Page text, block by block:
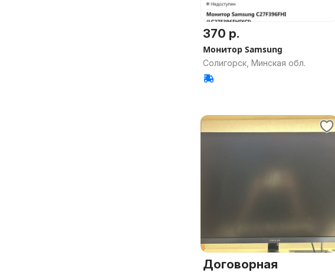
370 р.
Монитор Samsung
Солигорск, Минская обл.
Договорная